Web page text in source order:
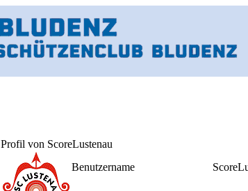
Profil von ScoreLustenau
Benutzername